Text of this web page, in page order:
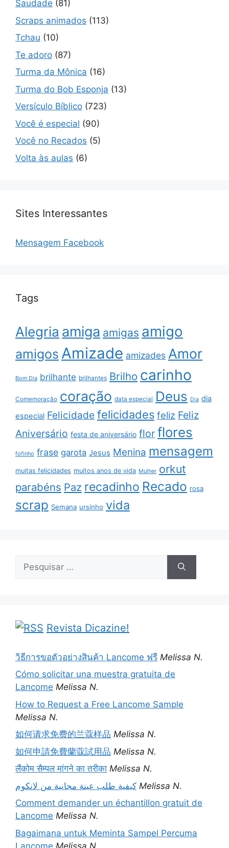
Saudade (81)
Scraps animados (113)
Tchau (10)
Te adoro (87)
Turma da Mônica (16)
Turma do Bob Esponja (13)
Versículo Bíblico (723)
Você é especial (90)
Você no Recados (5)
Volta às aulas (6)
Sites Interessantes
Mensagem Facebook
Tags
Alegria amiga amigas amigo
amigos Amizade amizades Amor
Bom Dia brilhante brilhantes Brilho carinho
Comemoração coração data especial Deus Dia dia
especial Felicidade felicidades feliz Feliz
Aniversário festa de aniversário flor flores
fofinho frase garota Jesus Menina mensagem
muitas felicidades muitos anos de vida Mulher orkut
parabéns Paz recadinho Recado rosa
scrap Semana ursinho vida
por:
Revista Dicazine!
วิธีการขอตัวอย่างสินค้า Lancome ฟรี Melissa N.
Cómo solicitar una muestra gratuita de
Lancome Melissa N.
How to Request a Free Lancome Sample
Melissa N.
如何请求免费的兰蔻样品 Melissa N.
如何申請免費蘭蔻試用品 Melissa N.
लैंकोम सैम्पल मांगने का तरीका Melissa N.
كيفية طلب عينة مجانية من لانكوم Melissa N.
Comment demander un échantillon gratuit de
Lancome Melissa N.
Bagaimana untuk Meminta Sampel Percuma
Lancome Melissa N.